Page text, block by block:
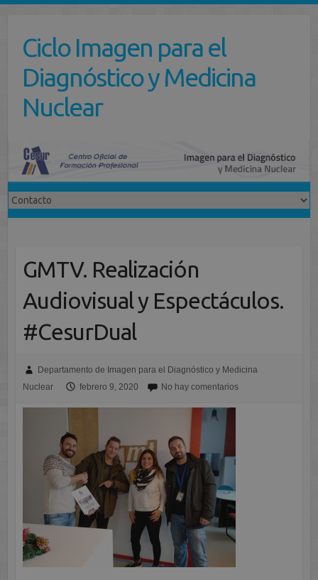
contenidoCiclo Imagen para el
Diagnóstico y Medicina
Nuclear
GMTV. Realización
Audiovisual y Espectáculos.
#CesurDual
Departamento de Imagen para el Diagnóstico y Medicina
Nuclear
febrero 9, 2020 No hay comentarios